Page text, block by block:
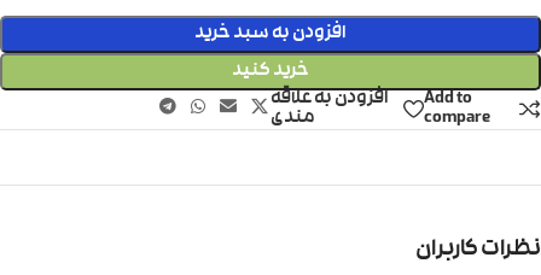
افزودن به سبد خرید
خرید کنید
Add to
compare
افزودن به علاقه
مندی
نظرات کاربران